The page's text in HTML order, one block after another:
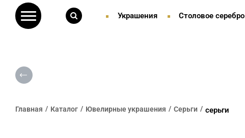
Украшения Столовое серебро
Главная Каталог Ювелирные украшения Серьги серьги